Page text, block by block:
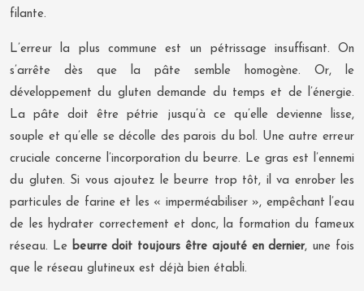
filante.
L’erreur la plus commune est un pétrissage insuffisant. On
s’arrête dès que la pâte semble homogène. Or, le
développement du gluten demande du temps et de l’énergie.
La pâte doit être pétrie jusqu’à ce qu’elle devienne lisse,
souple et qu’elle se décolle des parois du bol. Une autre erreur
cruciale concerne l’incorporation du beurre. Le gras est l’ennemi
du gluten. Si vous ajoutez le beurre trop tôt, il va enrober les
particules de farine et les « imperméabiliser », empêchant l’eau
de les hydrater correctement et donc, la formation du fameux
réseau. Le beurre doit toujours être ajouté en dernier, une fois
que le réseau glutineux est déjà bien établi.